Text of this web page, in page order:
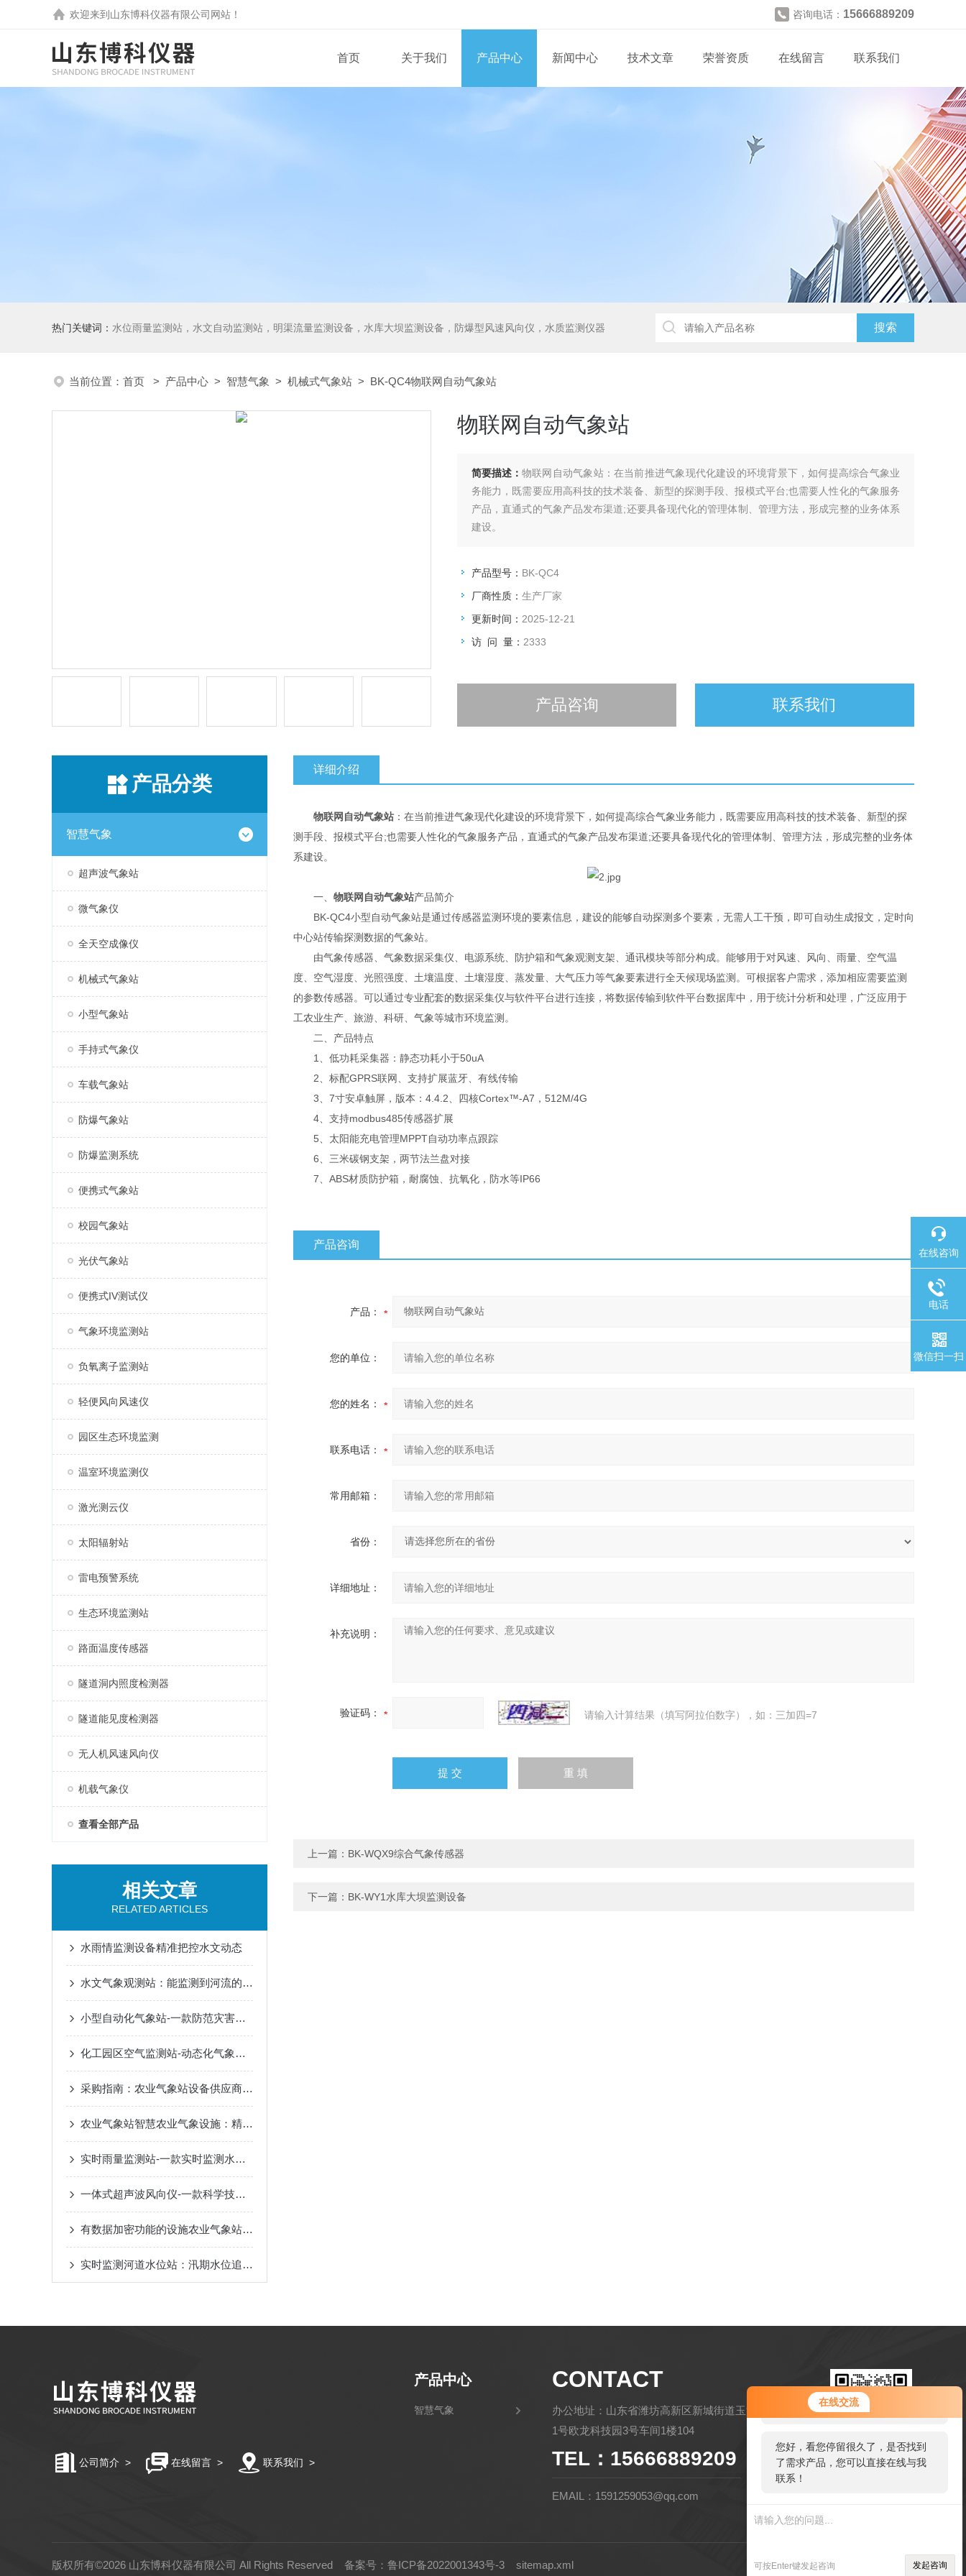
在线交流
您好！欢迎前来咨询，很高兴为您
服务，请问您要咨询什么问题呢？
您好，看您停留很久了，是否找到
了需求产品，您可以直接在线与我
联系！
可按Enter键发起咨询 发起咨询
欢迎来到 山东博科仪器有限公司 网站！ 咨询电话： 15666889209
首页 关于我们 产品中心 新闻中心 技术文章 荣誉资质 在线留言 联系我们
热门关键词： 水位雨量监测站，水文自动监测站，明渠流量监测设备，水库大坝监测设备，防爆型风速风向仪，水质监测仪器
当前位置： 首页 > 产品中心 > 智慧气象 > 机械式气象站 > BK-QC4物联网自动气象站
物联网自动气象站
简要描述： 物联网自动气象站：在当前推进气象现代化建设的环境背景下，如何提高综合气象业
务能力，既需要应用高科技的技术装备、新型的探测手段、报模式平台;也需要人性化的气象服务
产品，直通式的气象产品发布渠道;还要具备现代化的管理体制、管理方法，形成完整的业务体系
建设。
产品型号： BK-QC4
厂商性质： 生产厂家
更新时间： 2025-12-21
访 问 量： 2333
产品咨询 联系我们
产品分类
智慧气象
超声波气象站
微气象仪
全天空成像仪
机械式气象站
小型气象站
手持式气象仪
车载气象站
防爆气象站
防爆监测系统
便携式气象站
校园气象站
光伏气象站
便携式IV测试仪
气象环境监测站
负氧离子监测站
轻便风向风速仪
园区生态环境监测
温室环境监测仪
激光测云仪
太阳辐射站
雷电预警系统
生态环境监测站
路面温度传感器
隧道洞内照度检测器
隧道能见度检测器
无人机风速风向仪
机载气象仪
查看全部产品
相关文章
RELATED ARTICLES
水雨情监测设备精准把控水文动态
水文气象观测站：能监测到河流的哪些水情指标
小型自动化气象站-一款防范灾害天气的自动气象观测设备
化工园区空气监测站-动态化气象服务体系2023已更新（热点|要闻）
采购指南：农业气象站设备供应商怎么选？需要注意什么事项？
农业气象站智慧农业气象设施：精准感知，赋能现代农业气象服务
实时雨量监测站-一款实时监测水文的水文在线监测系统
一体式超声波风向仪-一款科学技术的气象传感器2022已更新
有数据加密功能的设施农业气象站安全性如何?
实时监测河道水位站：汛期水位追踪，河道防洪监测利器
详细介绍
物联网自动气象站 ：在当前推进气象现代化建设的环境背景下，如何提高综合气象业务能力，既需要应用高科技的技术装备、新型的探
测手段、报模式平台;也需要人性化的气象服务产品，直通式的气象产品发布渠道;还要具备现代化的管理体制、管理方法，形成完整的业务体
系建设。
一、 物联网自动气象站产品简介
BK-QC4小型自动气象站是通过传感器监测环境的要素信息，建设的能够自动探测多个要素，无需人工干预，即可自动生成报文，定时向
中心站传输探测数据的气象站。
由气象传感器、气象数据采集仪、电源系统、防护箱和气象观测支架、通讯模块等部分构成。能够用于对风速、风向、雨量、空气温
度、空气湿度、光照强度、土壤温度、土壤湿度、蒸发量、大气压力等气象要素进行全天候现场监测。可根据客户需求，添加相应需要监测
的参数传感器。可以通过专业配套的数据采集仪与软件平台进行连接，将数据传输到软件平台数据库中，用于统计分析和处理，广泛应用于
工农业生产、旅游、科研、气象等城市环境监测。
二、产品特点
1、低功耗采集器：静态功耗小于50uA
2、标配GPRS联网、支持扩展蓝牙、有线传输
3、7寸安卓触屏，版本：4.4.2、四核Cortex™-A7，512M/4G
4、支持modbus485传感器扩展
5、太阳能充电管理MPPT自动功率点跟踪
6、三米碳钢支架，两节法兰盘对接
7、ABS材质防护箱，耐腐蚀、抗氧化，防水等IP66
产品咨询
产品：
您的单位：
您的姓名：
联系电话：
常用邮箱：
省份：
详细地址：
补充说明：
验证码： 请输入计算结果（填写阿拉伯数字），如：三加四=7
上一篇： BK-WQX9综合气象传感器
下一篇： BK-WY1水库大坝监测设备
公司简介 > 在线留言 > 联系我们 >
产品中心
智慧气象
CONTACT
办公地址：山东省潍坊高新区新城街道玉清社区金马路
1号欧龙科技园3号车间1楼104
TEL：15666889209
EMAIL：1591259053@qq.com
扫码微信联系
版权所有©2026 山东博科仪器有限公司 All Rights Reserved 备案号：鲁ICP备2022001343号-3 sitemap.xml 管理登陆技术支持： 环保在线
在线咨询
电话
微信扫一扫